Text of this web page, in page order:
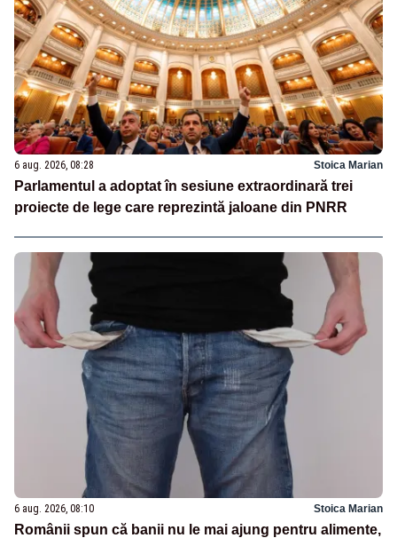
6 aug. 2026, 08:28 Stoica Marian
Parlamentul a adoptat în sesiune extraordinară trei
proiecte de lege care reprezintă jaloane din PNRR
6 aug. 2026, 08:10 Stoica Marian
Românii spun că banii nu le mai ajung pentru alimente,